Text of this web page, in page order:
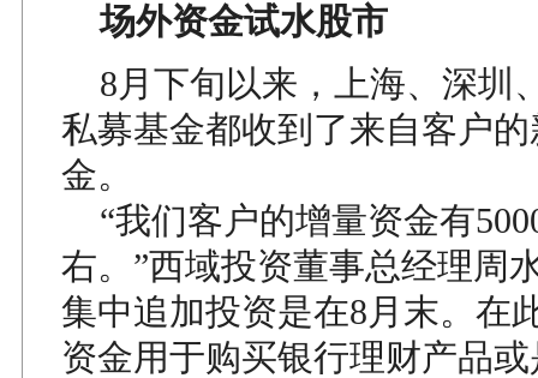
场外资金试水股市
8月下旬以来，上海、深圳
私募基金都收到了来自客户
金。
“我们客户的增量资金有
右。”西域投资董事总经理周
集中追加投资是在8月末。在
资金用于购买银行理财产品